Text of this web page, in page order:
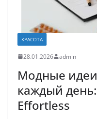
КРАСОТА
28.01.2026 admin
Модные
каждый
Effortless